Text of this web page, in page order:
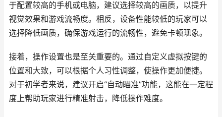
于配置较高的手机或电脑，建议选择较高的画质，以提升
视觉效果和游戏流畅度。相反，设备性能较低的玩家可以
选择降低画质，确保游戏运行的流畅性，避免卡顿现象。
接着，操作设置也是至关重要的。通过自定义虚拟按键的
位置和大致，可以根据个人习性调整，使操作更加便捷。
对于初学者来说，建议开启“自动瞄准”功能，这能在一定程
度上帮助玩家进行精准射击，降低操作难度。